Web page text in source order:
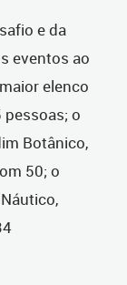
e da
eventos ao
elenco
pessoas; o
Botânico,
50; o